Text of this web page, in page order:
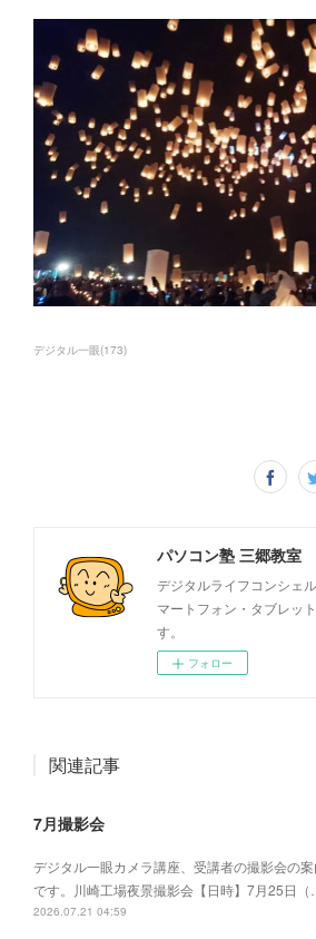
デジタル一眼(173)
パソコン塾 三郷教室
デジタルライフコンシェ
マートフォン・タブレッ
す。
フォロー
関連記事
7月撮影会
デジタル一眼カメラ講座、受講者の撮影会の案
です。川崎工場夜景撮影会【日時】7月25日
2026.07.21 04:59